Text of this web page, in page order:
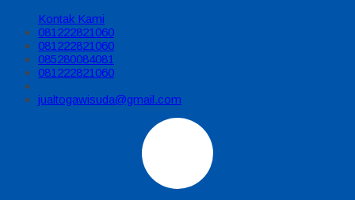
Kontak Kami
081222821060
081222821060
085280084081
081222821060
jualtogawisuda@gmail.com